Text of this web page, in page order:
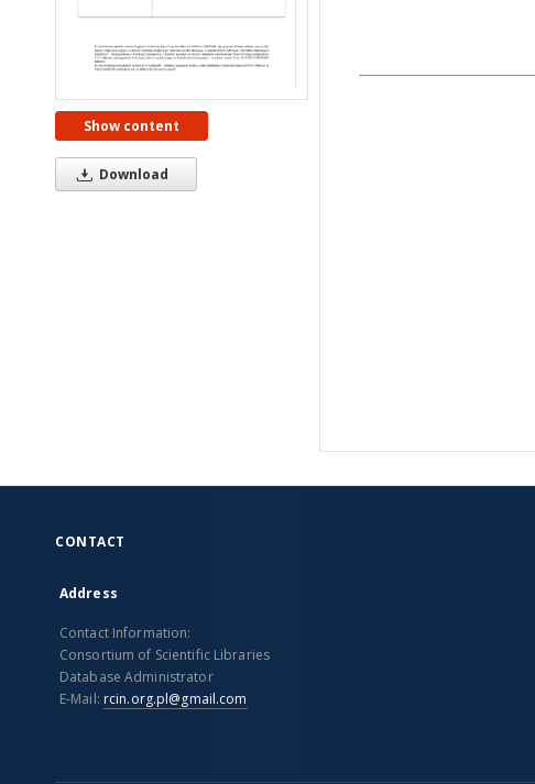
Show content
Download
CONTACT
Address
Contact Information:
Consortium of Scientific Libraries
Database Administrator
E-Mail: rcin.org.pl@gmail.com